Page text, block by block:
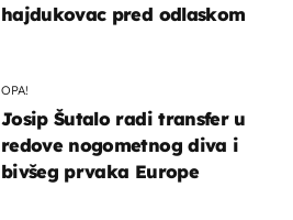
hajdukovac pred odlaskom
OPA!
Josip Šutalo radi transfer u
redove nogometnog diva i
bivšeg prvaka Europe